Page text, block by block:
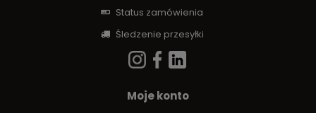
Status zamówienia
Śledzenie przesyłki
Moje konto